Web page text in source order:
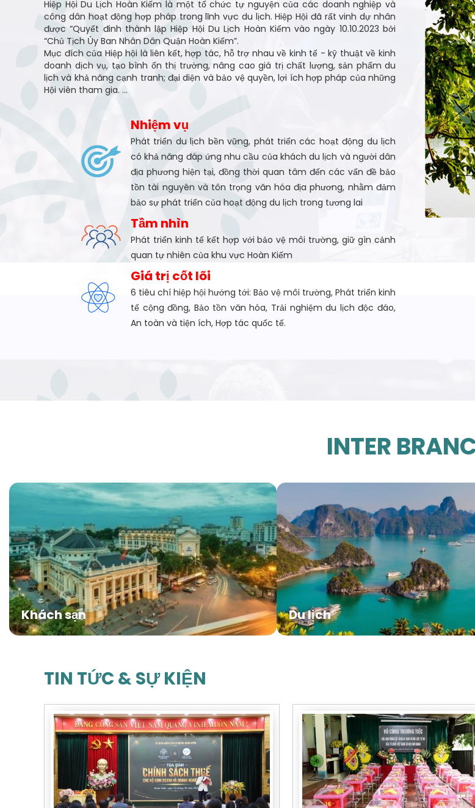
Hiệp Hội Du Lịch Hoàn Kiếm là một tổ chức tự nguyện của các doanh nghiệp và
công dân hoạt động hợp pháp trong lĩnh vực du lịch. Hiệp Hội đã rất vinh dự nhân
được “Quyết đinh thành lập Hiệp Hội Du Lịch Hoàn Kiếm vào ngày 10.10.2023 bởi
“Chủ Tịch Ủy Ban Nhân Dân Quận Hoàn Kiếm”.
Mục đích của Hiệp hội là liên kết, hợp tác, hỗ trợ nhau về kinh tế - kỹ thuật về kinh
doanh dịch vụ, tạo bình ổn thị trường, nâng cao giá trị chất lượng, sản phẩm du
lịch và khả năng cạnh tranh; đại diện và bảo vệ quyền, lợi ích hợp pháp của những
Hội viên tham gia. ...
Nhiệm vụ
Phát triển du lịch bền vững, phát triển các hoạt động du lịch
có khả năng đáp ứng nhu cầu của khách du lịch và người dân
địa phương hiện tại, đồng thời quan tâm đến các vấn đề bảo
tồn tài nguyên và tôn trọng văn hóa địa phương, nhằm đảm
bảo sự phát triển của hoạt động du lịch trong tương lai
Tầm nhìn
Phát triển kinh tế kết hợp với bảo vệ môi trường, giữ gìn cảnh
quan tự nhiên của khu vực Hoàn Kiếm
Giá trị cốt lõi
6 tiêu chí hiệp hội hướng tới: Bảo vệ môi trường, Phát triển kinh
tế cộng đồng, Bảo tồn văn hóa, Trải nghiệm du lịch độc đáo,
An toàn và tiện ích, Hợp tác quốc tế.
INTER
Khách sạn Du lịch
TIN TỨC & SỰ KIỆN